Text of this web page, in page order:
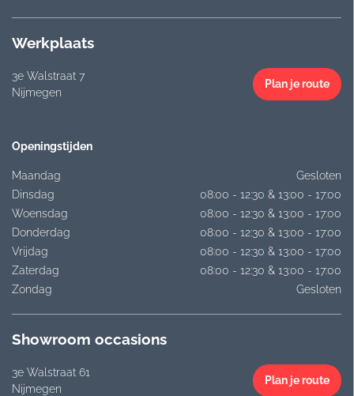
Werkplaats
3e Walstraat 7
Nijmegen
Plan je route
Openingstijden
Maandag
Gesloten
Dinsdag
08:00 - 12:30 & 13:00 - 17:00
Woensdag
08:00 - 12:30 & 13:00 - 17:00
Donderdag
08:00 - 12:30 & 13:00 - 17:00
Vrijdag
08:00 - 12:30 & 13:00 - 17:00
Zaterdag
08:00 - 12:30 & 13:00 - 17:00
Zondag
Gesloten
Showroom occasions
3e Walstraat 61
Nijmegen
Plan je route